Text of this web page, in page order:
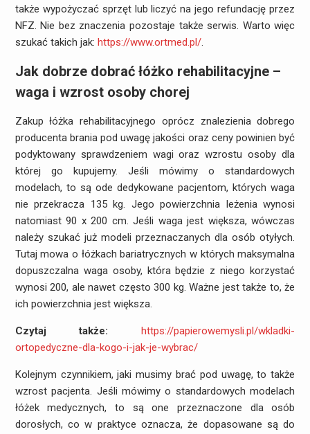
także wypożyczać sprzęt lub liczyć na jego refundację przez
NFZ. Nie bez znaczenia pozostaje także serwis. Warto więc
szukać takich jak: https://www.ortmed.pl/.
Jak dobrze dobrać łóżko rehabilitacyjne –
waga i wzrost osoby chorej
Zakup łóżka rehabilitacyjnego oprócz znalezienia dobrego
producenta brania pod uwagę jakości oraz ceny powinien być
podyktowany sprawdzeniem wagi oraz wzrostu osoby dla
której go kupujemy. Jeśli mówimy o standardowych
modelach, to są ode dedykowane pacjentom, których waga
nie przekracza 135 kg. Jego powierzchnia leżenia wynosi
natomiast 90 x 200 cm. Jeśli waga jest większa, wówczas
należy szukać już modeli przeznaczanych dla osób otyłych.
Tutaj mowa o łóżkach bariatrycznych w których maksymalna
dopuszczalna waga osoby, która będzie z niego korzystać
wynosi 200, ale nawet często 300 kg. Ważne jest także to, że
ich powierzchnia jest większa.
Czytaj także:
https://papierowemysli.pl/wkladki-
ortopedyczne-dla-kogo-i-jak-je-wybrac/
Kolejnym czynnikiem, jaki musimy brać pod uwagę, to także
wzrost pacjenta. Jeśli mówimy o standardowych modelach
łóżek medycznych, to są one przeznaczone dla osób
dorosłych, co w praktyce oznacza, że dopasowane są do